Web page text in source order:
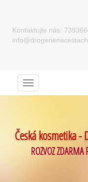
Kontaktujte nás:
Menu
Česká kosmetika -
ROZVOZ